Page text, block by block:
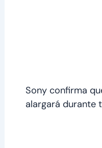
Sony confirma
alargará durante